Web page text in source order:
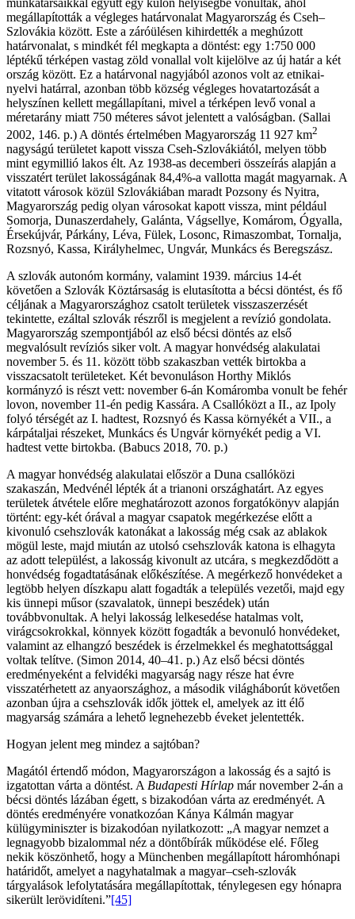
munkatársaikkal együtt egy külön helyiségbe vonultak, ahol
megállapították a végleges határvonalat Magyarország és Cseh–
Szlovákia között. Este a záróülésen kihirdették a meghúzott
határvonalat, s mindkét fél megkapta a döntést: egy 1:750 000
léptékű térképen vastag zöld vonallal volt kijelölve az új határ a két
ország között. Ez a határvonal nagyjából azonos volt az etnikai-
nyelvi határral, azonban több község végleges hovatartozását a
helyszínen kellett megállapítani, mivel a térképen levő vonal a
méretarány miatt 750 méteres sávot jelentett a valóságban. (Sallai
2002, 146. p.) A döntés értelmében Magyarország 11 927 km2
nagyságú területet kapott vissza Cseh-Szlovákiától, melyen több
mint egymillió lakos élt. Az 1938-as decemberi összeírás alapján a
visszatért terület lakosságának 84,4%-a vallotta magát magyarnak. A
vitatott városok közül Szlovákiában maradt Pozsony és Nyitra,
Magyarország pedig olyan városokat kapott vissza, mint például
Somorja, Dunaszerdahely, Galánta, Vágsellye, Komárom, Ógyalla,
Érsekújvár, Párkány, Léva, Fülek, Losonc, Rimaszombat, Tornalja,
Rozsnyó, Kassa, Királyhelmec, Ungvár, Munkács és Beregszász.
A szlovák autonóm kormány, valamint 1939. március 14-ét
követően a Szlovák Köztársaság is elutasította a bécsi döntést, és fő
céljának a Magyarországhoz csatolt területek visszaszerzését
tekintette, ezáltal szlovák részről is megjelent a revízió gondolata.
Magyarország szempontjából az első bécsi döntés az első
megvalósult revíziós siker volt. A magyar honvédség alakulatai
november 5. és 11. között több szakaszban vették birtokba a
visszacsatolt területeket. Két bevonuláson Horthy Miklós
kormányzó is részt vett: november 6-án Komáromba vonult be fehér
lovon, november 11-én pedig Kassára. A Csallóközt a II., az Ipoly
folyó térségét az I. hadtest, Rozsnyó és Kassa környékét a VII., a
kárpátaljai részeket, Munkács és Ungvár környékét pedig a VI.
hadtest vette birtokba. (Babucs 2018, 70. p.)
A magyar honvédség alakulatai először a Duna csallóközi
szakaszán, Medvénél lépték át a trianoni országhatárt. Az egyes
területek átvétele előre meghatározott azonos forgatókönyv alapján
történt: egy-két órával a magyar csapatok megérkezése előtt a
kivonuló csehszlovák katonákat a lakosság még csak az ablakok
mögül leste, majd miután az utolsó csehszlovák katona is elhagyta
az adott települést, a lakosság kivonult az utcára, s megkezdődött a
honvédség fogadtatásának előkészítése. A megérkező honvédeket a
legtöbb helyen díszkapu alatt fogadták a település vezetői, majd egy
kis ünnepi műsor (szavalatok, ünnepi beszédek) után
továbbvonultak. A helyi lakosság lelkesedése hatalmas volt,
virágcsokrokkal, könnyek között fogadták a bevonuló honvédeket,
valamint az elhangzó beszédek is érzelmekkel és meghatottsággal
voltak telítve. (Simon 2014, 40–41. p.) Az első bécsi döntés
eredményeként a felvidéki magyarság nagy része hat évre
visszatérhetett az anyaországhoz, a második világháborút követően
azonban újra a csehszlovák idők jöttek el, amelyek az itt élő
magyarság számára a lehető legnehezebb éveket jelentették.
Hogyan jelent meg mindez a sajtóban?
Magától értendő módon, Magyarországon a lakosság és a sajtó is
izgatottan várta a döntést. A Budapesti Hírlap már november 2-án a
bécsi döntés lázában égett, s bizakodóan várta az eredményét. A
döntés eredményére vonatkozóan Kánya Kálmán magyar
külügyminiszter is bizakodóan nyilatkozott: „A magyar nemzet a
legnagyobb bizalommal néz a döntőbírák működése elé. Főleg
nekik köszönhető, hogy a Münchenben megállapított háromhónapi
határidőt, amelyet a nagyhatalmak a magyar–cseh-szlovák
tárgyalások lefolytatására megállapítottak, ténylegesen egy hónapra
sikerült lerövidíteni.”[45]